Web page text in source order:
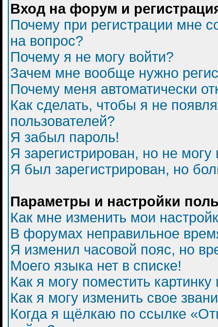
Вход на форум и
Почему при регистрации мне
на вопрос?
Почему я не могу войти?
Зачем мне вообще нужно
Почему меня автоматически
Как сделать, чтобы я не
пользователей?
Я забыл пароль!
Я зарегистрирован, но не могу
Я был зарегистрирован, но
Параметры и настройки
Как мне изменить мои
В форумах неправильное
Я изменил часовой пояс, но
Моего языка нет в списке!
Как я могу поместить
Как я могу изменить свое
Когда я щёлкаю по ссылке